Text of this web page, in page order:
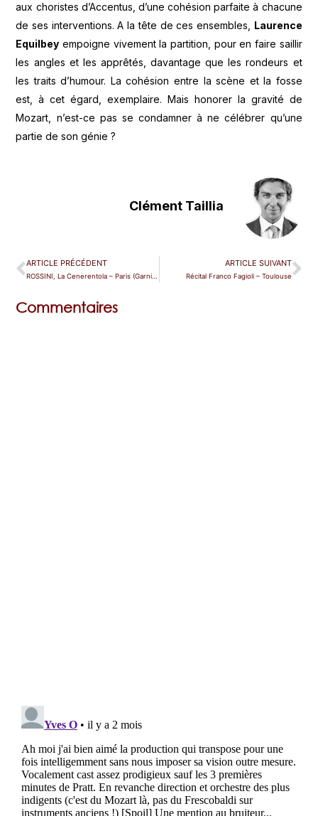
aux choristes d’Accentus, d’une cohésion parfaite à chacune
de ses interventions. A la tête de ces ensembles, Laurence
Equilbey empoigne vivement la partition, pour en faire saillir
les angles et les apprêtés, davantage que les rondeurs et
les traits d’humour. La cohésion entre la scène et la fosse
est, à cet égard, exemplaire. Mais honorer la gravité de
Mozart, n’est-ce pas se condamner à ne célébrer qu’une
partie de son génie ?
Clément Taillia
ARTICLE PRÉCÉDENT ARTICLE SUIVANT
Récital Franco Fagioli – Toulouse
Commentaires